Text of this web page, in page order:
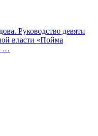
Руководство девяти
власти «Пойма
…